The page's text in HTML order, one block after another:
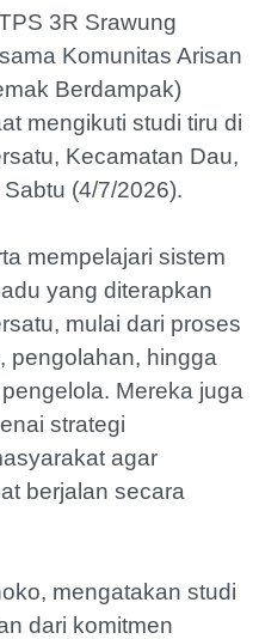
3R Srawung
Komunitas Arisan
Berdampak)
mengikuti studi tiru di
Kecamatan Dau,
(4/7/2026).
mempelajari sistem
yang diterapkan
mulai dari proses
pengolahan, hingga
Mereka juga
strategi
agar
berjalan secara
mengatakan studi
dari komitmen